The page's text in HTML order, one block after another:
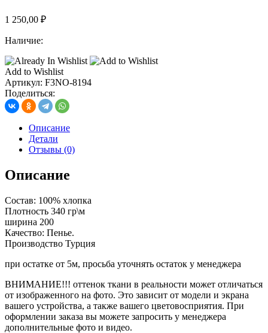
1 250,00 ₽
Наличие:
Add to Wishlist
Артикул: F3NO-8194
Поделиться:
Описание
Детали
Отзывы (0)
Описание
Состав: 100% хлопка
Плотность 340 гр\м
ширина 200
Качество: Пенье.
Производство Турция
при остатке от 5м, просьба уточнять остаток у менеджера
ВНИМАНИЕ!!! оттенок ткани в реальности может отличаться
от изображенного на фото. Это зависит от модели и экрана
вашего устройства, а также вашего цветовосприятия. При
оформлении заказа вы можете запросить у менеджера
дополнительные фото и видео.